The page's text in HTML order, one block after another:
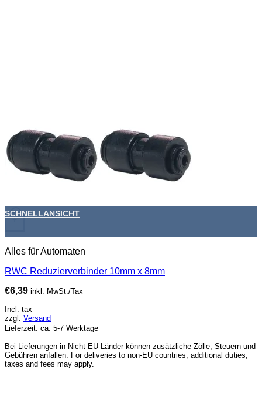
+
SCHNELLANSICHT
Alles für Automaten
RWC Reduzierverbinder 10mm x 8mm
€6,39 inkl. MwSt./Tax
Incl. tax
zzgl. Versand
Lieferzeit: ca. 5-7 Werktage
Bei Lieferungen in Nicht-EU-Länder können zusätzliche Zölle, Steuern und
Gebühren anfallen. For deliveries to non-EU countries, additional duties,
taxes and fees may apply.